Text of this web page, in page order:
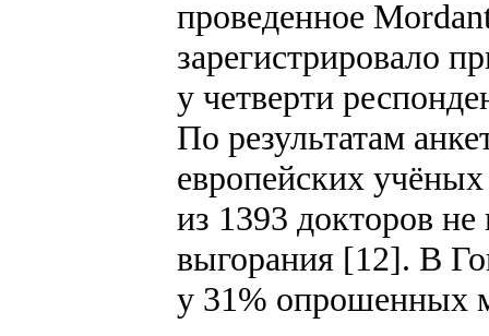
проведенное
зарегистрировало
у четверти
По результатам
европейских
из 1393 докторов
выгорания [12]. В
у 31% опрошенных